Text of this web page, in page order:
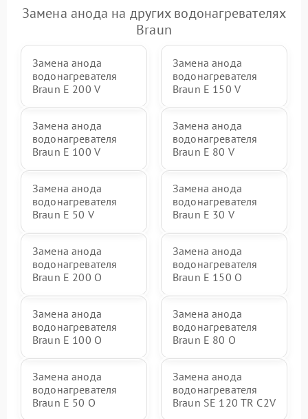
Замена анода на других водонагревателях
Braun
Замена анода
водонагревателя
Braun E 200 V
Замена анода
водонагревателя
Braun E 150 V
Замена анода
водонагревателя
Braun E 100 V
Замена анода
водонагревателя
Braun E 80 V
Замена анода
водонагревателя
Braun E 50 V
Замена анода
водонагревателя
Braun E 30 V
Замена анода
водонагревателя
Braun E 200 O
Замена анода
водонагревателя
Braun E 150 O
Замена анода
водонагревателя
Braun E 100 O
Замена анода
водонагревателя
Braun E 80 O
Замена анода
водонагревателя
Braun E 50 O
Замена анода
водонагревателя
Braun SE 120 TR C2V